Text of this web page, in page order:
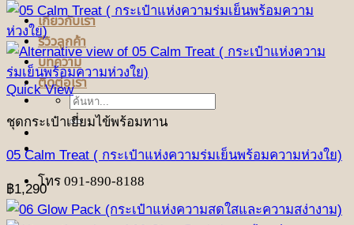
เกี่ยวกับเรา
รีวิวลูกค้า
บทความ
ติดต่อเรา
ค้นหา:
โทร 091-890-8188
Quick View
ชุดกระเป๋าเยี่ยมไข้พร้อมทาน
05 Calm Treat ( กระเป๋าแห่งความร่มเย็นพร้อมความห่วงใย)
฿1,290